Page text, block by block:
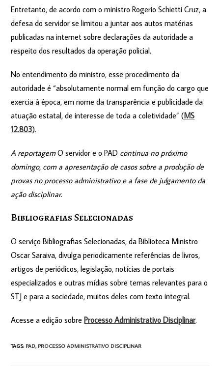
Entretanto, de acordo com o ministro Rogerio Schietti Cruz, a
defesa do servidor se limitou a juntar aos autos matérias
publicadas na internet sobre declarações da autoridade a
respeito dos resultados da operação policial.
No entendimento do ministro, esse procedimento da
autoridade é “absolutamente normal em função do cargo que
exercia à época, em nome da transparência e publicidade da
atuação estatal, de interesse de toda a coletividade” (MS
12.803).
A reportagemO servidor e o PAD continua no próximo
domingo, com a apresentação de casos sobre a produção de
provas no processo administrativo e a fase de julgamento da
ação disciplinar.
Bibliografias Seleciona​das
O serviço Bibliografias Selecionadas, da Biblioteca Ministro
Oscar Saraiva, divulga periodicamente referências de livros,
artigos de periódicos, legislação, notícias de portais
especializados e outras mídias sobre temas relevantes para o
STJ e para a sociedade, muitos deles com texto integral.
Acesse a edição sobre Processo Administrativo Disciplinar.
TAGS: PAD, PROCESSO ADMINISTRATIVO DISCIPLINAR